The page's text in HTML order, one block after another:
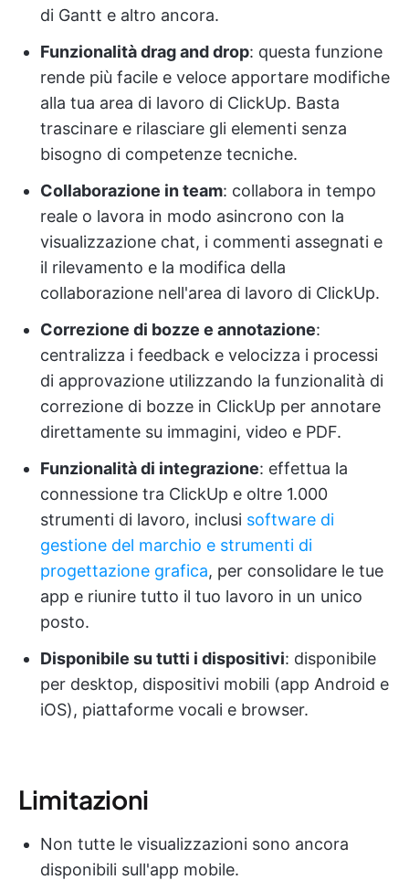
di Gantt e altro ancora.
Funzionalità drag and drop: questa funzione
rende più facile e veloce apportare modifiche
alla tua area di lavoro di ClickUp. Basta
trascinare e rilasciare gli elementi senza
bisogno di competenze tecniche.
Collaborazione in team: collabora in tempo
reale o lavora in modo asincrono con la
visualizzazione chat, i commenti assegnati e
il rilevamento e la modifica della
collaborazione nell'area di lavoro di ClickUp.
Correzione di bozze e annotazione:
centralizza i feedback e velocizza i processi
di approvazione utilizzando la funzionalità di
correzione di bozze in ClickUp per annotare
direttamente su immagini, video e PDF.
Funzionalità di integrazione: effettua la
connessione tra ClickUp e oltre 1.000
strumenti di lavoro, inclusi software di
gestione del marchio e strumenti di
progettazione grafica, per consolidare le tue
app e riunire tutto il tuo lavoro in un unico
posto.
Disponibile su tutti i dispositivi: disponibile
per desktop, dispositivi mobili (app Android e
iOS), piattaforme vocali e browser.
Limitazioni
Non tutte le visualizzazioni sono ancora
disponibili sull'app mobile.